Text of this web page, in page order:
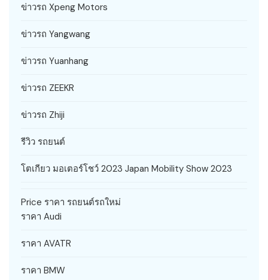
ข่าวรถ Xpeng Motors
ข่าวรถ Yangwang
ข่าวรถ Yuanhang
ข่าวรถ ZEEKR
ข่าวรถ Zhiji
รีวิว รถยนต์
โตเกียว มอเตอร์โชว์ 2023 Japan Mobility Show 2023
Price ราคา รถยนต์รถใหม่
ราคา Audi
ราคา AVATR
ราคา BMW